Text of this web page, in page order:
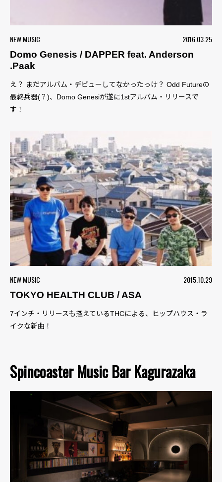
NEW MUSIC
2016.03.25
Domo Genesis / DAPPER feat. Anderson
.Paak
え？ まだアルバム・デビューしてなかったっけ？ Odd Futureの
最終兵器(？)、Domo Genesiが遂に1stアルバム・リリースで
す！
NEW MUSIC
2015.10.29
TOKYO HEALTH CLUB / ASA
7インチ・リリースも控えているTHCによる、ヒップハウス・ラ
イクな新曲！
Spincoaster Music Bar Kagurazaka